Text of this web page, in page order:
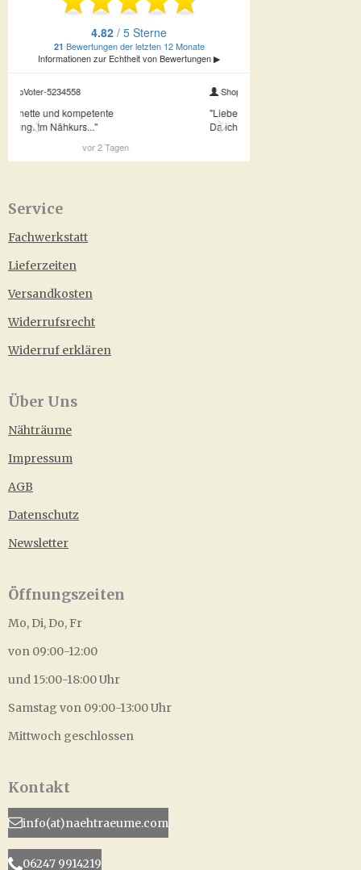
Service
Fachwerkstatt
Lieferzeiten
Versandkosten
Widerrufsrecht
Widerruf erklären
Über Uns
Nähträume
Impressum
AGB
Datenschutz
Newsletter
Öffnungszeiten
Mo, Di, Do, Fr
von 09:00-12:00
und 15:00-18:00 Uhr
Samstag von 09:00-13:00 Uhr
Mittwoch geschlossen
Kontakt
info(at)naehtraeume.com
06247 9914219